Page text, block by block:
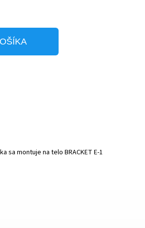
sa montuje na telo BRACKET E-1